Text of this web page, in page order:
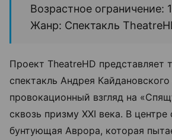
Возрастное ограничение:
Жанр: Спектакль
Проект TheatreHD представляет
спектакль Андрея
провокационный взгляд на
сквозь призму XXI века. В
бунтующая Аврора, которая